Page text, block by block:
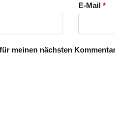
E-Mail *
meinen nächsten